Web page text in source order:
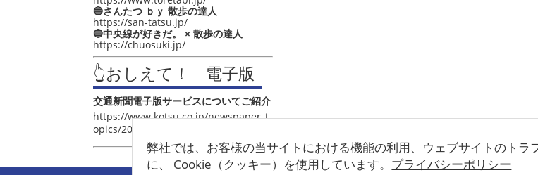
弊社では、お客様の当サイトにおける機能の利用、ウェブサイトのトラ
に、 Cookie（クッキー）を使用しています。 プライバシーポリシー
🔵さんたつ ｂｙ 散歩の達人
https://san-tatsu.jp/
🔵中央線が好きだ。 × 散歩の達人
https://chuosuki.jp/
👆おしえて！ 電子版
交通新聞電子版サービスについてご紹介
https://www.kotsu.co.jp/newspaper_t
opics/2021/post_4048.html